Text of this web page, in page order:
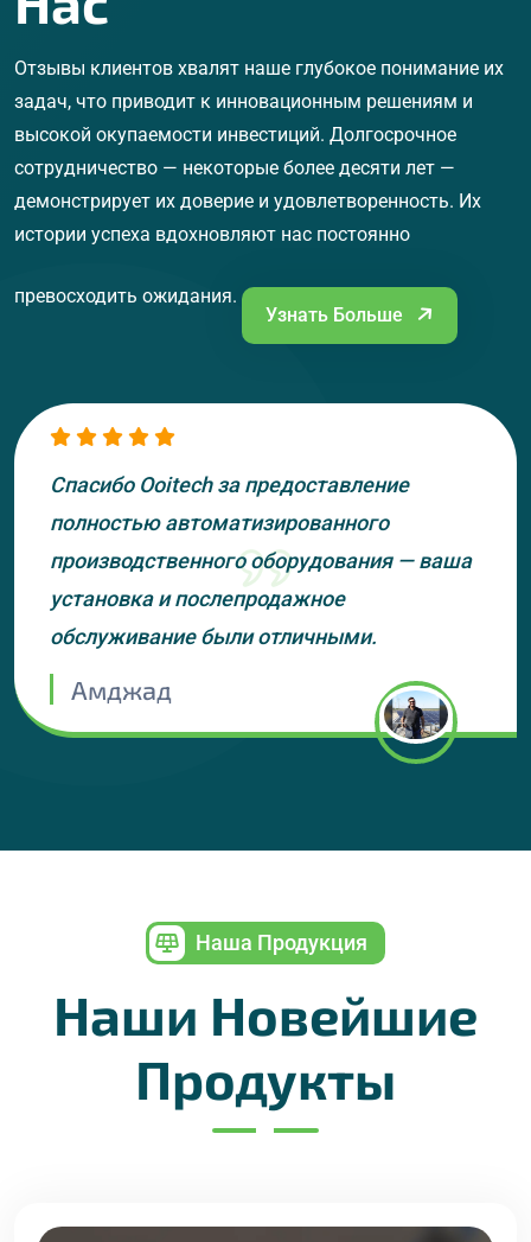
Отзывы клиентов хвалят наше глубокое понимание их
задач, что приводит к инновационным решениям и
высокой окупаемости инвестиций. Долгосрочное
сотрудничество — некоторые более десяти лет —
демонстрирует их доверие и удовлетворенность. Их
истории успеха вдохновляют нас постоянно
превосходить ожидания.
Узнать Больше
Спасибо Ooitech за предоставление
полностью автоматизированного
производственного оборудования — ваша
установка и послепродажное
обслуживание были отличными.
Амджад
Наша Продукция
Наши Новейшие
Продукты